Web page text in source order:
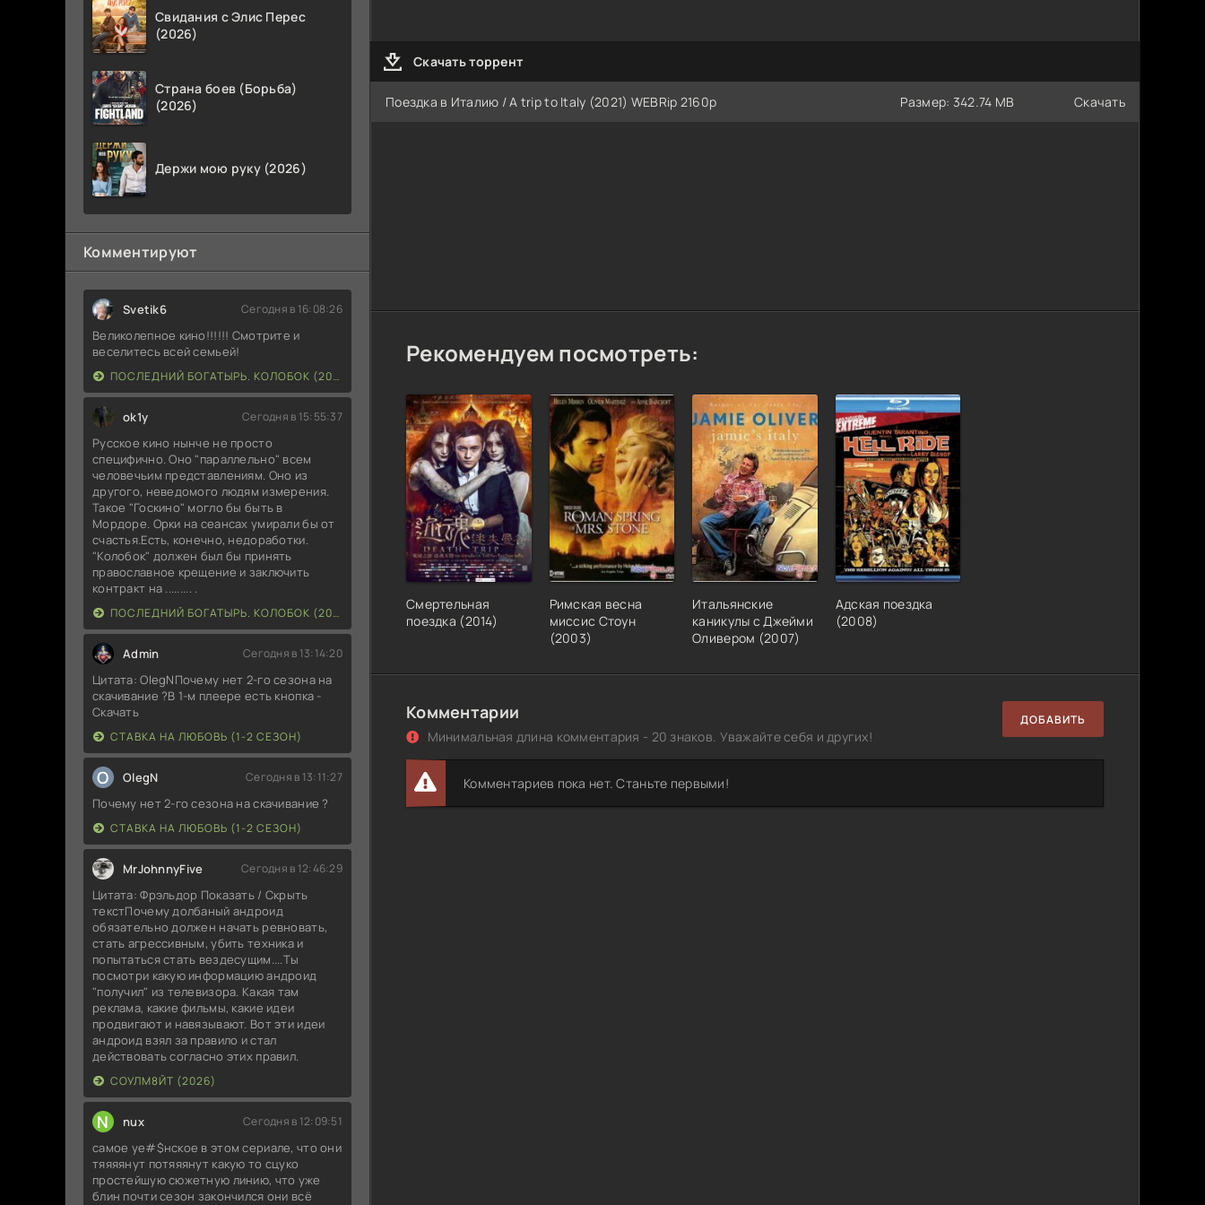
Свидания с Элис Перес
(2026)
Страна боев (Борьба)
(2026)
Держи мою руку (2026)
Комментируют
Svetik6 Сегодня в 16:08:26
Великолепное кино!!!!!! Смотрите и
веселитесь всей семьей!
ПОСЛЕДНИЙ БОГАТЫРЬ. КОЛОБОК (2026)
ok1y Сегодня в 15:55:37
Русское кино нынче не просто
специфично. Оно "параллельно" всем
человечьим представлениям. Оно из
другого, неведомого людям измерения.
Такое "Госкино" могло бы быть в
Мордоре. Орки на сеансах умирали бы от
счастья.Есть, конечно, недоработки.
"Колобок" должен был бы принять
православное крещение и заключить
контракт на ......... .
ПОСЛЕДНИЙ БОГАТЫРЬ. КОЛОБОК (2026)
Admin Сегодня в 13:14:20
Цитата: OlegNПочему нет 2-го сезона на
скачивание ?В 1-м плеере есть кнопка -
Скачать
СТАВКА НА ЛЮБОВЬ (1-2 СЕЗОН)
O OlegN Сегодня в 13:11:27
Почему нет 2-го сезона на скачивание ?
СТАВКА НА ЛЮБОВЬ (1-2 СЕЗОН)
MrJohnnyFive Сегодня в 12:46:29
Цитата: Фрэльдор Показать / Скрыть
текстПочему долбаный андроид
обязательно должен начать ревновать,
стать агрессивным, убить техника и
попытаться стать вездесущим....Ты
посмотри какую информацию андроид
"получил" из телевизора. Какая там
реклама, какие фильмы, какие идеи
продвигают и навязывают. Вот эти идеи
андроид взял за правило и стал
действовать согласно этих правил.
СОУЛМ8ЙТ (2026)
N nux Сегодня в 12:09:51
самое уе#$нское в этом сериале, что они
тяяяянут потяяянут какую то сцуко
простейшую сюжетную линию, что уже
блин почти сезон закончился они всё
Скачать торрент
Поездка в Италию / A trip to Italy (2021) WEBRip 2160p Размер: 342.74 MB Скачать
Рекомендуем посмотреть:
Смертельная
поездка (2014)
Римская весна
миссис Стоун
(2003)
Итальянские
каникулы с Джейми
Оливером (2007)
Адская поездка
(2008)
Комментарии
Минимальная длина комментария - 20 знаков. Уважайте себя и других!
ДОБАВИТЬ
Комментариев пока нет. Станьте первыми!